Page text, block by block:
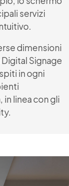
servizi
dimensioni
Signage
in ogni
linea con gli